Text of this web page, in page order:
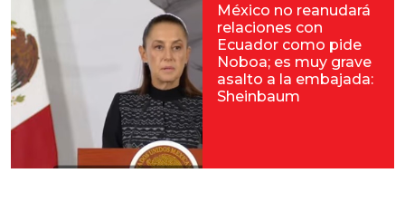
México no reanudará
relaciones con
Ecuador como pide
Noboa; es muy grave
asalto a la embajada:
Sheinbaum